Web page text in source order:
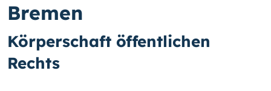
Bremen
Körperschaft öffentlichen
Rechts